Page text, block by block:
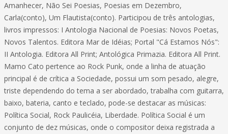
Amanhecer, Não Sei Poesias, Poesias em Dezembro,
Carla(conto), Um Flautista(conto). Participou de três antologias,
livros impressos: I Antologia Nacional de Poesias: Novos Poetas,
Novos Talentos. Editora Mar de Idéias; Portal "Cá Estamos Nós":
II Antologia. Editora All Print; Antológica Primazia. Editora All Print.
Mamo Cato pertence ao Rock Punk, onde a linha de atuação
principal é de crítica a Sociedade, possui um som pesado, alegre,
triste dependendo do tema a ser abordado, trabalha com guitarra,
baixo, bateria, canto e teclado, pode-se destacar as músicas:
Política Social, Rock Paulicéia, Liberdade. Política Social é um
conjunto de dez músicas, onde o compositor deixa registrada a